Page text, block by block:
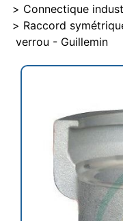
Connectique
Raccord
verrou - Guillemin